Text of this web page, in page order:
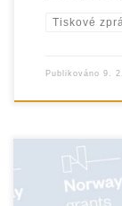
Tiskové
Publikováno 9.